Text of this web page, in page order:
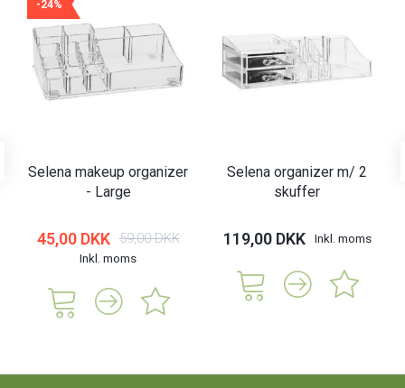
-24%
Selena makeup organizer
- Large
45,00 DKK 59,00 DKK
Inkl. moms
Selena organizer m/ 2
skuffer
119,00 DKK Inkl. moms